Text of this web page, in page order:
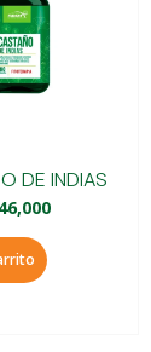
DE INDIAS
46,000